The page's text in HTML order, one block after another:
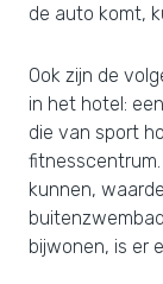
de auto komt,
Ook zijn de
in het hotel:
die van sport
kunnen,
bijwonen, is er